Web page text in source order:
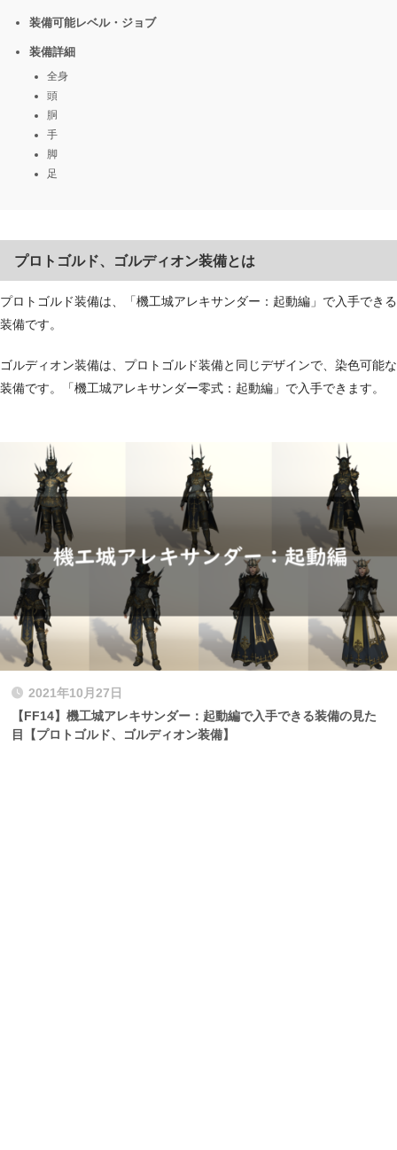
装備可能レベル・ジョブ
装備詳細
全身
頭
胴
手
脚
足
プロトゴルド、ゴルディオン装備とは
プロトゴルド装備は、「機工城アレキサンダー：起動編」で入手できる
装備です。
ゴルディオン装備は、プロトゴルド装備と同じデザインで、染色可能な
装備です。「機工城アレキサンダー零式：起動編」で入手できます。
2021年10月27日
【FF14】機工城アレキサンダー：起動編で入手できる装備の見た
目【プロトゴルド、ゴルディオン装備】